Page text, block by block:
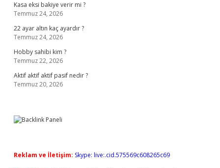
Kasa eksi bakiye verir mi ?
Temmuz 24, 2026
22 ayar altın kaç ayardır ?
Temmuz 24, 2026
Hobby sahibi kim ?
Temmuz 22, 2026
Aktif aktif aktif pasif nedir ?
Temmuz 20, 2026
Reklam ve İletişim: Skype: live:.cid.575569c608265c69